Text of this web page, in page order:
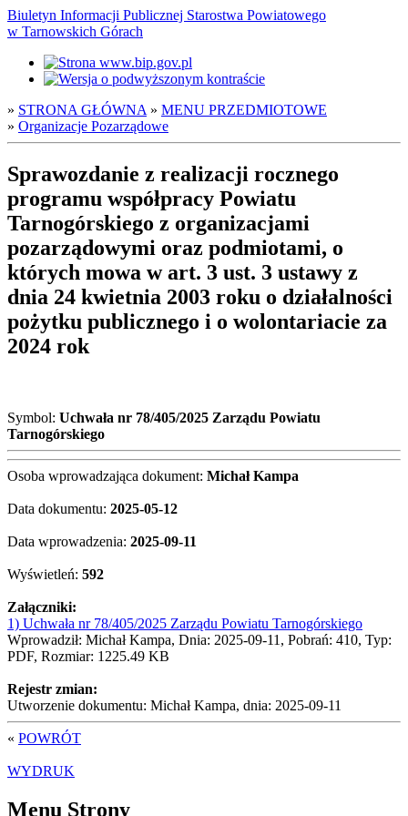
Biuletyn Informacji Publicznej Starostwa Powiatowego
w Tarnowskich Górach
» STRONA GŁÓWNA » MENU PRZEDMIOTOWE
» Organizacje Pozarządowe
Sprawozdanie z realizacji rocznego
programu współpracy Powiatu
Tarnogórskiego z organizacjami
pozarządowymi oraz podmiotami, o
których mowa w art. 3 ust. 3 ustawy z
dnia 24 kwietnia 2003 roku o działalności
pożytku publicznego i o wolontariacie za
2024 rok
Symbol: Uchwała nr 78/405/2025 Zarządu Powiatu
Tarnogórskiego
Osoba wprowadzająca dokument: Michał Kampa
Data dokumentu: 2025-05-12
Data wprowadzenia: 2025-09-11
Wyświetleń: 592
Załączniki:
1) Uchwała nr 78/405/2025 Zarządu Powiatu Tarnogórskiego
Wprowadził: Michał Kampa, Dnia: 2025-09-11, Pobrań: 410, Typ:
PDF, Rozmiar: 1225.49 KB
Rejestr zmian:
Utworzenie dokumentu: Michał Kampa, dnia: 2025-09-11
« POWRÓT
WYDRUK
Menu Strony